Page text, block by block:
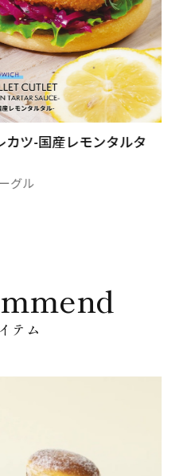
カツ-国産レモンタルタ
グル
テム